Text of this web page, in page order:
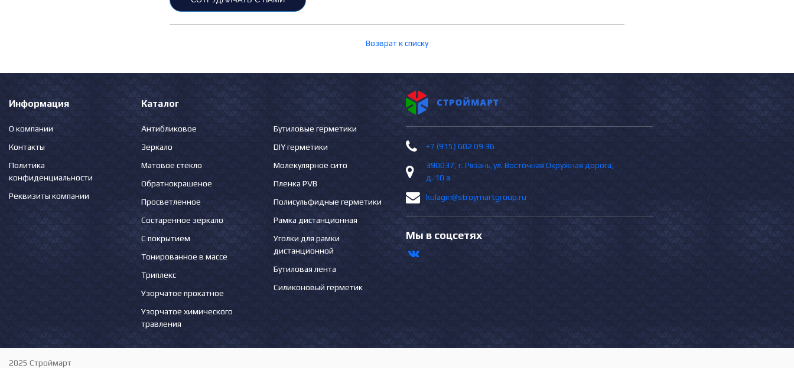
Возврат к списку
Информация
О компании
Контакты
Политика
конфиденциальности
Реквизиты компании
Каталог
Антибликовое
Зеркало
Матовое стекло
Обратнокрашеное
Просветленное
Состаренное зеркало
С покрытием
Тонированное в массе
Триплекс
Узорчатое прокатное
Узорчатое химического
травления
Бутиловые герметики
DIY герметики
Молекулярное сито
Пленка PVB
Полисульфидные герметики
Рамка дистанционная
Уголки для рамки
дистанционной
Бутиловая лента
Силиконовый герметик
+7 (915) 602 09 36
390037, г. Рязань,ул. Восточная Окружная дорога,
д. 10 а
kulagin@stroymartgroup.ru
Мы в соцсетях
2025 Строймарт